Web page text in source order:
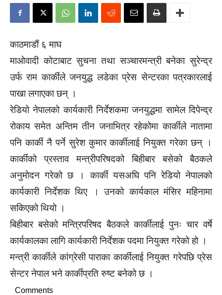
काठमाडौं ६ माघ
माओवादी कोटाबाट सुचना तथा सञ्चारमन्त्री बनेका सुरेन्द्र
उर्फ राम कार्कीले जनयुद्ध लडेका प्रेस सेन्टरका पत्रकारलाई
पाखा लगाएका छन् ।
रेडियो नेपालको कार्यकारी निर्देशकमा जनयुद्धमा सामेल दिपेन्द्र
रोकाय समेत अन्तिम तीन जनाभित्र रहेकोमा कार्कीले नातामा
पनि कार्की नै पर्ने सुरेश कुमार कार्कीलाई नियुक्त गरेका छन् ।
कार्कीको प्रस्ताव मन्त्रीपरिषदको बिहीबार बसेको बैठकले
अनुमोदन गरेको छ । कार्की यसअघि पनि रेडियो नेपालको
कार्यकारी निर्देशक थिए । उनको कार्यकाल मंसिर महिनामा
सकिएको थियो ।
बिहीबार बसेको मन्त्रिपरिषद बैठकले कार्कीलाई पुनः चार वर्षे
कार्यकालका लागि कार्यकारी निर्देशक पदमा नियुक्त गरेको हो ।
मन्त्री कार्कीले कांग्रेसी पाराका कार्कीलाई नियुक्त गरेपछि प्रेस
सेन्टर नेपाल भने कार्कीप्रति रुष्ट बनेको छ ।
Comments